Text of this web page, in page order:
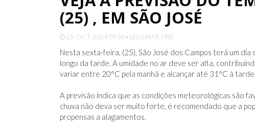
(25) , EM SÃO JOSÉ
25-OCT-2024 09:34 • LELIS MARTINS
Nesta sexta-feira, (25), São José dos Campos terá um
longo da tarde. A umidade no ar deve ser alta,
variar entre 20°C pela manhã e alcançar até 31°C à tarde.
A previsão indica que as condições meteorológicas são
chuva não deva ser muito forte, é recomendado que a
propensas a alagamentos.